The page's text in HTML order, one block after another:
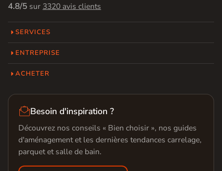
4.8/5 sur 3320 avis clients
SERVICES
ENTREPRISE
ACHETER
Besoin d'inspiration ?
Découvrez nos conseils « Bien choisir », nos guides
d'aménagement et les dernières tendances carrelage,
parquet et salle de bain.